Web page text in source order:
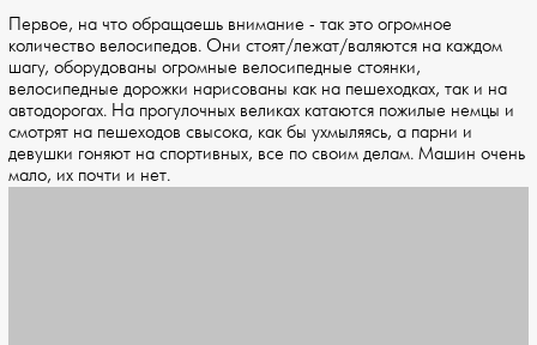
Первое, на что обращаешь внимание - так это огромное
количество велосипедов. Они стоят/лежат/валяются на каждом
шагу, оборудованы огромные велосипедные стоянки,
велосипедные дорожки нарисованы как на пешеходках, так и на
автодорогах. На прогулочных великах катаются пожилые немцы и
смотрят на пешеходов свысока, как бы ухмыляясь, а парни и
девушки гоняют на спортивных, все по своим делам. Машин очень
мало, их почти и нет.